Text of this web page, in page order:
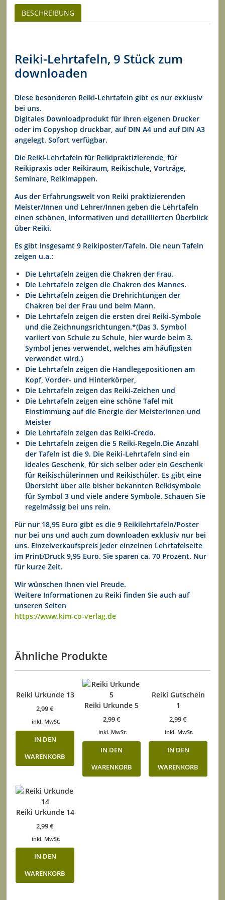
BESCHREIBUNG
Reiki-Lehrtafeln, 9 Stück zum
downloaden
Diese besonderen Reiki-Lehrtafeln gibt es nur exklusiv
bei uns.
Digitales Downloadprodukt für Ihren eigenen Drucker
oder im Copyshop druckbar, auf DIN A4 und auf DIN A3
angelegt. Sofort verfügbar.
Die Reiki-Lehrtafeln für Reikipraktizierende, für
Reikipraxis oder Reikiraum, Reikischule, Vorträge,
Seminare, Reikimappen.
Aus der Erfahrungswelt von Reiki praktizierenden
Meister/Innen und Lehrer/Innen geben die Lehrtafeln
einen schönen, informativen und detaillierten Überblick
über Reiki.
Es gibt insgesamt 9 Reikiposter/Tafeln. Die neun Tafeln
zeigen u.a.:
Die Lehrtafeln zeigen die Chakren der Frau.
Die Lehrtafeln zeigen die Chakren des Mannes.
Die Lehrtafeln zeigen die Drehrichtungen der
Chakren bei der Frau und beim Mann.
Die Lehrtafeln zeigen die ersten drei Reiki-Symbole
und die Zeichnungsrichtungen.*(Das 3. Symbol
variiert von Schule zu Schule, hier wurde beim 3.
Symbol jenes verwendet, welches am häufigsten
verwendet wird.)
Die Lehrtafeln zeigen die Handlegepositionen am
Kopf, Vorder- und Hinterkörper,
Die Lehrtafeln zeigen das Reiki-Zeichen und
Die Lehrtafeln zeigen eine schöne Tafel mit
Einstimmung auf die Energie der Meisterinnen und
Meister
Die Lehrtafeln zeigen das Reiki-Credo.
Die Lehrtafeln zeigen die 5 Reiki-Regeln.Die Anzahl
der Tafeln ist die 9. Die Reiki-Lehrtafeln sind ein
ideales Geschenk, für sich selber oder ein Geschenk
für Reikischülerinnen und Reikischüler. Es gibt eine
Übersicht über alle bisher bekannten Reikisymbole
für Symbol 3 und viele andere Symbole. Schauen Sie
regelmässig bei uns rein.
Für nur 18,95 Euro gibt es die 9 Reikilehrtafeln/Poster
nur bei uns und auch zum downloaden exklusiv nur bei
uns. Einzelverkaufspreis jeder einzelnen Lehrtafelseite
im Print/Druck 9,95 Euro. Sie sparen ca. 70 Prozent. Nur
für kurze Zeit.
Wir wünschen Ihnen viel Freude.
Weitere Informationen zu Reiki finden Sie auch auf
unseren Seiten
https://www.kim-co-verlag.de
Ähnliche Produkte
Reiki Urkunde 13
2,99€
inkl. MwSt.
IN DEN
WARENKORB
Reiki Urkunde 5
2,99€
inkl. MwSt.
IN DEN
WARENKORB
Reiki Gutschein
1
2,99€
inkl. MwSt.
IN DEN
WARENKORB
Reiki Urkunde 14
2,99€
inkl. MwSt.
IN DEN
WARENKORB